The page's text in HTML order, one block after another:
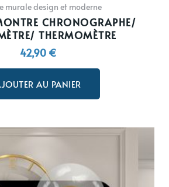
murale design et moderne
CHRONOGRAPHE/
THERMOMÈTRE
42,90 €
AU PANIER